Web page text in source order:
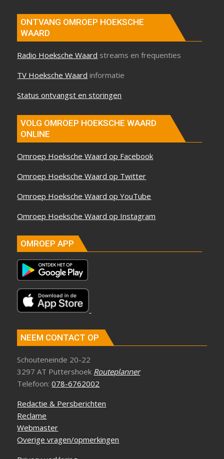
ONTVANG OMROEP HOEKSCHE
WAARD
Radio Hoeksche Waard streams en frequenties
TV Hoeksche Waard informatie
Status ontvangst en storingen
VOLG OMROEP HOEKSCHE WAARD
ONLINE
Omroep Hoeksche Waard op Facebook
Omroep Hoeksche Waard op Twitter
Omroep Hoeksche Waard op YouTube
Omroep Hoeksche Waard op Instagram
OMROEP APP
NEEM CONTACT OP
Schouteneinde 20-22
3297 AT Puttershoek Routeplanner
Telefoon:078-6762002
Redactie & Persberichten
Reclame
Webmaster
Overige vragen/opmerkingen